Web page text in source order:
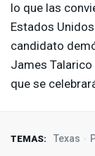
lo que las
Estados
candidato
James
que se
TEMAS: Texas